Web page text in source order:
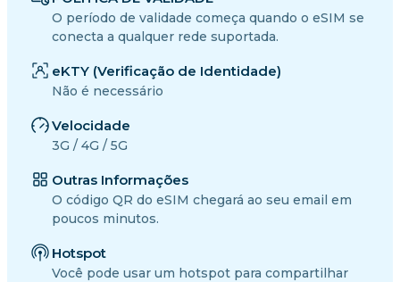
O período de validade começa quando o eSIM se
conecta a qualquer rede suportada.
eKTY (Verificação de Identidade)
Não é necessário
Velocidade
3G / 4G / 5G
Outras Informações
O código QR do eSIM chegará ao seu email em
poucos minutos.
Hotspot
Você pode usar um hotspot para compartilhar